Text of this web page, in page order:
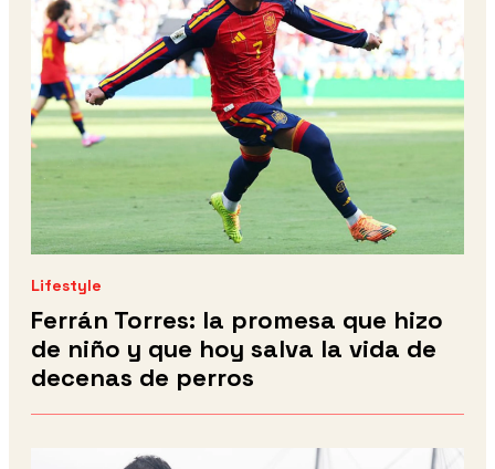
Lifestyle
Ferrán Torres: la promesa que hizo
de niño y que hoy salva la vida de
decenas de perros